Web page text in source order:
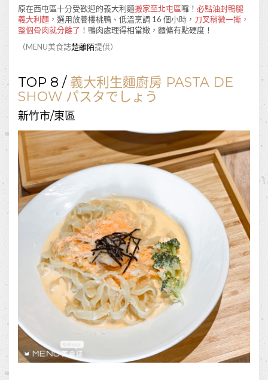
原在西屯區十分受歡迎的義大利麵搬家至北屯區囉！ 必點油封鴨腿
義大利麵 ，選用放養櫻桃鴨、低溫烹調 16 個小時， 刀叉稍微一撕，
整個骨肉就分離了 ！鴨肉處理得相當嫩，麵條有點硬度！
（MENU美食誌楚離陌提供）
TOP 8 / 義大利生麵廚房 PASTA DE
SHOW パスタでしょう
新竹市/東區